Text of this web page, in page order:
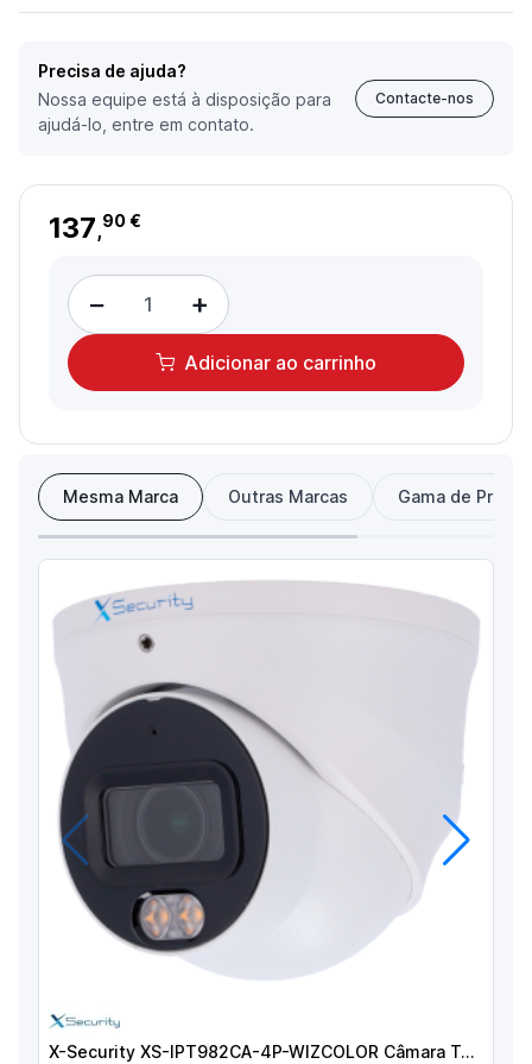
Precisa de ajuda?
Nossa equipe está à disposição para
ajudá-lo, entre em contato.
Contacte-nos
137,90 €
− +
Adicionar ao carrinho
Mesma Marca Outras Marcas Gama de Preço
Anterior Próximo
X-Security XS-IPT982CA-4P-WIZCOLOR Câmara Turret IP, 4 MP, 2.8 mm, 50 m, PoE, IP67, Áudio, MicroSD, WDR (120 dB), WizSense, Branco - 8435325489407